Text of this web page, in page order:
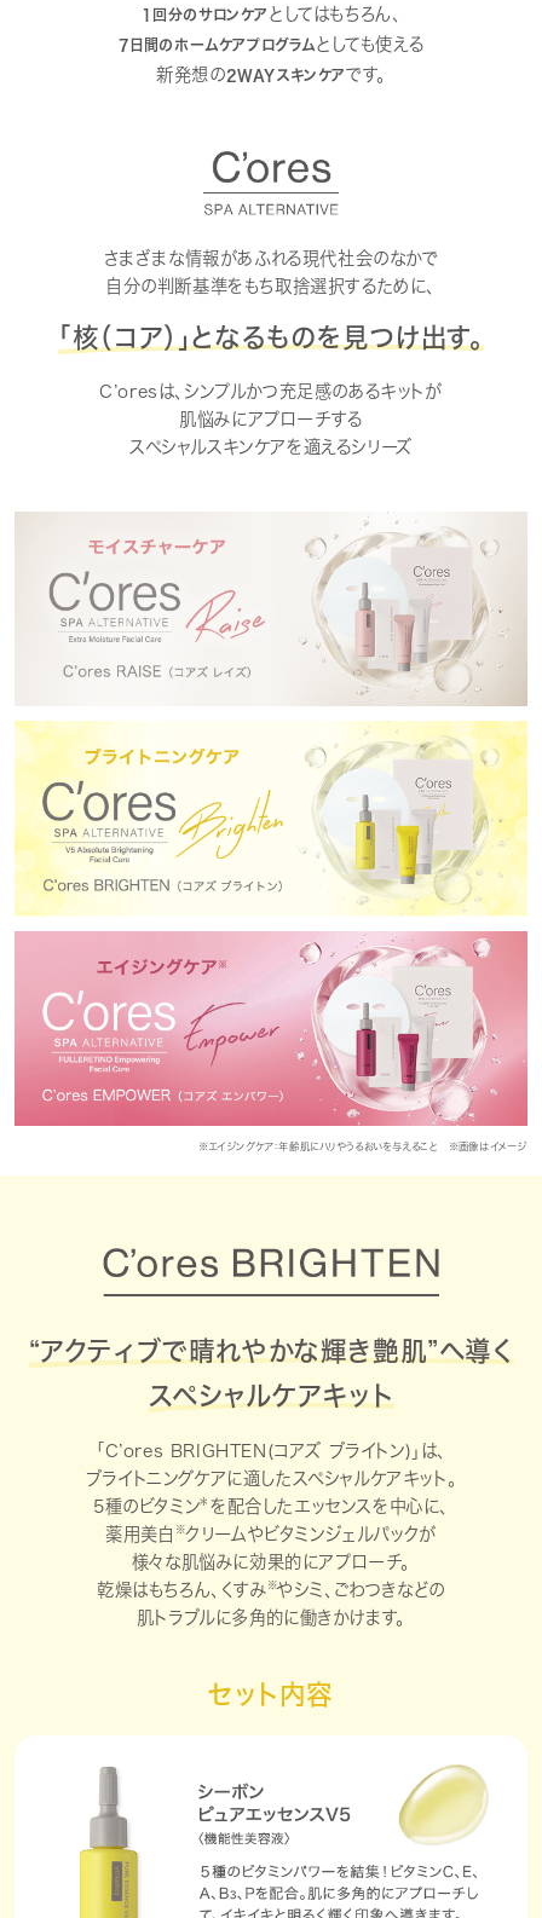
1回分のサロンケア としてはもちろん、
7日間のホームケアプログラムとしても使える
新発想の2WAYスキンケアです。
さまざまな情報があふれる現代社会のなかで
自分の判断基準をもち取捨選択するために、
「核（コア）」となるものを見つけ出す。
C’oresは、シンプルかつ充足感のあるキットが
肌悩みにアプローチする
スペシャルスキンケアを適えるシリーズ
※エイジングケア：年齢肌にハリやうるおいを与えること ※画像はイメージ
“アクティブで晴れやかな輝き艶肌”へ導く
スペシャルケアキット
「C’ores BRIGHTEN(コアズ ブライトン)」は、
ブライトニングケアに適したスペシャルケアキット。
5種のビタミン＊ を配合したエッセンスを中心に、
薬用美白 ※クリームやビタミンジェルパックが
様々な肌悩みに効果的にアプローチ。
乾燥はもちろん、くすみ ※やシミ、ごわつきなどの
肌トラブルに多角的に働きかけます。
セット内容